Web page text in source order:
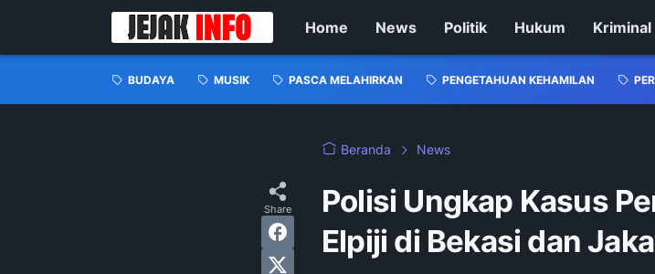
Home News Politik Hukum Kriminal
BUDAYA MUSIK PASCA MELAHIRKAN PENGETAHUAN KEHAMILAN
Beranda News
Polisi Ungkap Kasus
Elpiji di Bekasi dan